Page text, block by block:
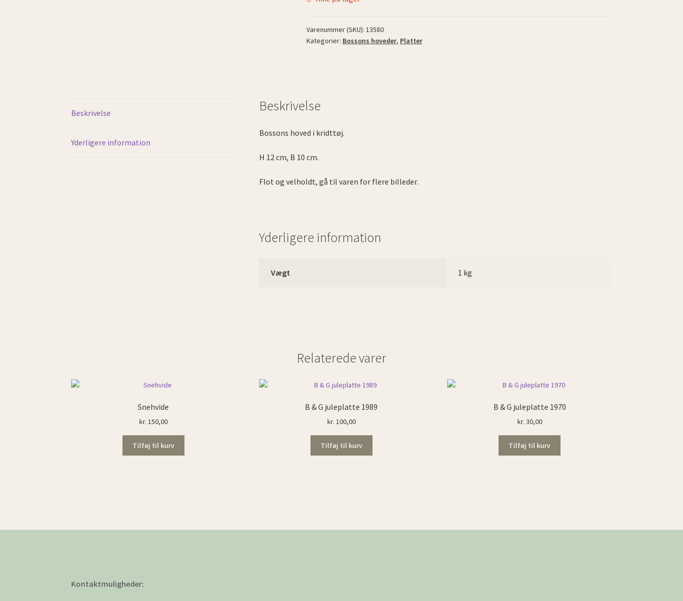
Varenummer (SKU): 13580
Kategorier: Bossons hoveder, Platter
Beskrivelse
Yderligere information
Beskrivelse
Bossons hoved i kridttøj.
H 12 cm, B 10 cm.
Flot og velholdt, gå til varen for flere billeder.
Yderligere information
Vægt 1 kg
Relaterede varer
Snehvide
kr. 150,00
Tilføj til kurv
B & G juleplatte 1989
kr. 100,00
Tilføj til kurv
B & G juleplatte 1970
kr. 30,00
Tilføj til kurv
Kontaktmuligheder: